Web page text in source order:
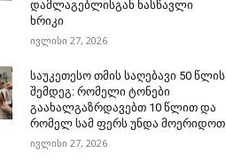
დამლაგებლისგან ნასწავლი
ხრიკი
ივლისი 27, 2026
საუკეთესო თმის საღებავი 50 წლის
შემდეგ: რომელი ტონები
გაახალგაზრდავებთ 10 წლით და
რომელ სამ ფერს უნდა მოერიდოთ
ივლისი 27, 2026